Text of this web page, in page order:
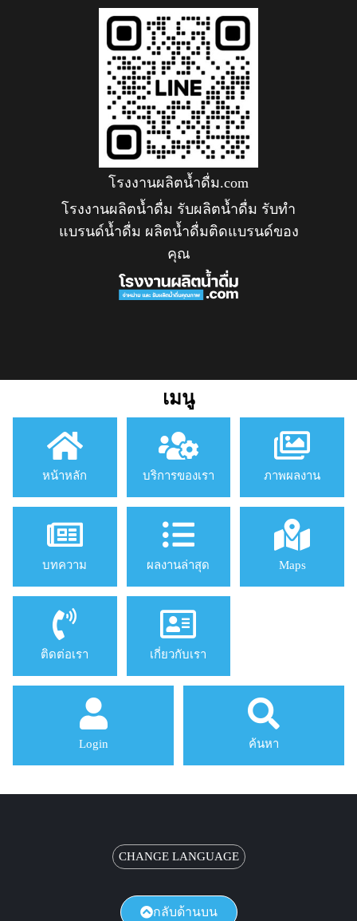
โรงงานผลิตน้ำดื่ม.com
โรงงานผลิตน้ำดื่ม รับผลิตน้ำดื่ม รับทำ
แบรนด์น้ำดื่ม ผลิตน้ำดื่มติดแบรนด์ของ
คุณ
เมนู
หน้าหลัก บริการของเรา ภาพผลงาน
บทความ ผลงานล่าสุด Maps
ติดต่อเรา เกี่ยวกับเรา
Login ค้นหา
CHANGE LANGUAGE
กลับด้านบน